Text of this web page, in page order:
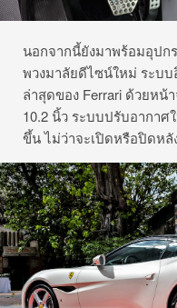
นอกจากนี้ยังมาพร้อมอุป
พวงมาลัยดีไซน์ใหม่ ระบ
ล่าสุดของ Ferrari ด้วยห
10.2 นิ้ว ระบบปรับอากา
ขึ้น ไม่ว่าจะเปิดหรือปิดหลั